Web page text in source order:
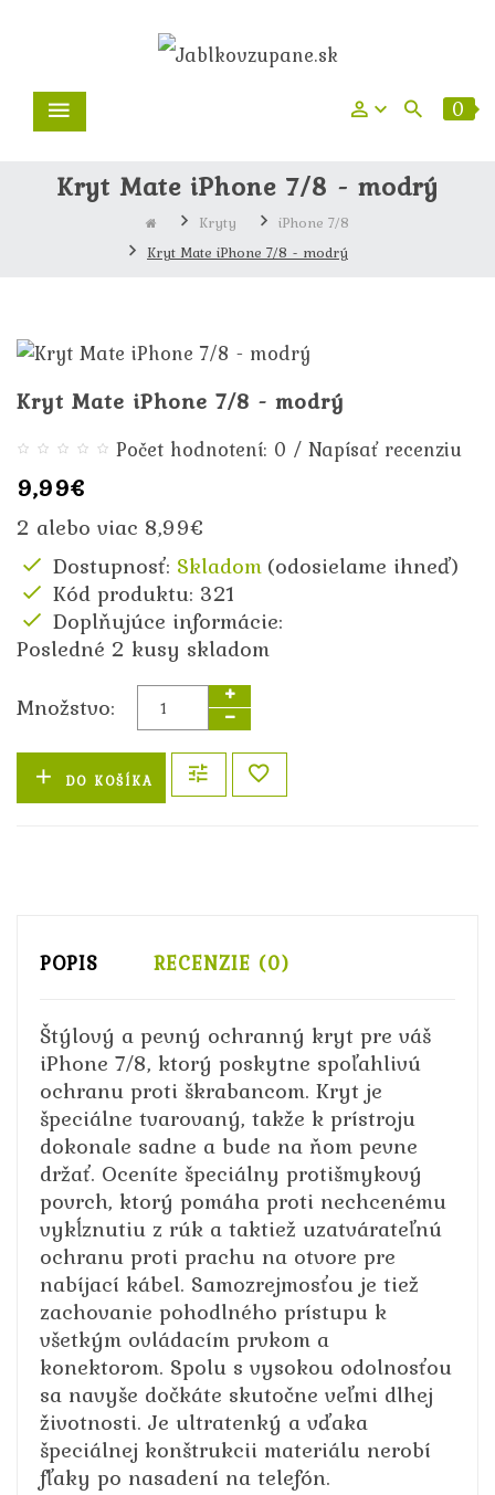
0
Kryt Mate iPhone 7/8 - modrý
Kryty
iPhone 7/8
Kryt Mate iPhone 7/8 - modrý
Kryt Mate iPhone 7/8 - modrý
Počet hodnotení: 0 / Napísať recenziu
9,99€
2 alebo viac 8,99€
Dostupnosť: Skladom (odosielame ihneď)
Kód produktu: 321
Doplňujúce informácie:
Posledné 2 kusy skladom
Množstvo:
DO KOŠÍKA
POPIS RECENZIE (0)
Štýlový a pevný ochranný kryt pre váš
iPhone 7/8, ktorý poskytne spoľahlivú
ochranu proti škrabancom. Kryt je
špeciálne tvarovaný, takže k prístroju
dokonale sadne a bude na ňom pevne
držať. Oceníte špeciálny protišmykový
povrch, ktorý pomáha proti nechcenému
vykĺznutiu z rúk a taktiež uzatvárateľnú
ochranu proti prachu na otvore pre
nabíjací kábel. Samozrejmosťou je tiež
zachovanie pohodlného prístupu k
všetkým ovládacím prvkom a
konektorom. Spolu s vysokou odolnosťou
sa navyše dočkáte skutočne veľmi dlhej
životnosti. Je ultratenký a vďaka
špeciálnej konštrukcii materiálu nerobí
fľaky po nasadení na telefón.